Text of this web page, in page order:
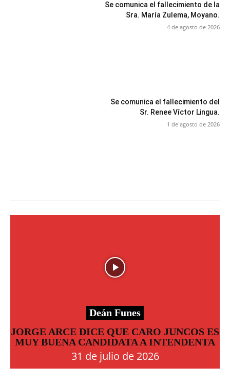
Se comunica el fallecimiento de la
Sra. María Zulema, Moyano.
4 de agosto de 2026
Se comunica el fallecimiento del
Sr. Renee Víctor Lingua.
1 de agosto de 2026
Deán Funes
JORGE ARCE DICE QUE CARO JUNCOS ES
MUY BUENA CANDIDATA A INTENDENTA
31 de julio de 2026